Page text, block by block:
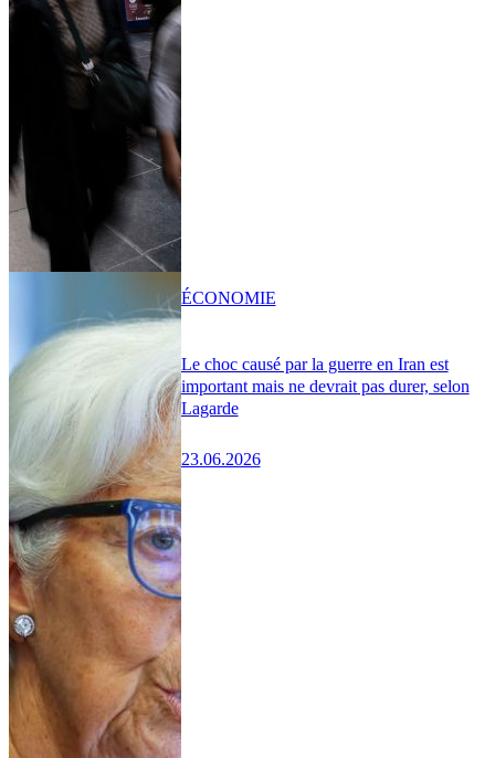
Le choc causé par la guerre en Iran est
important mais ne devrait pas durer, selon
Lagarde
23.06.2026
ÉCONOMIE